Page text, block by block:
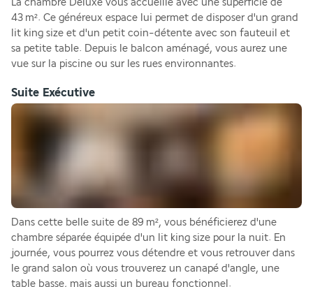
La chambre Deluxe vous accueille avec une superficie de
43 m². Ce généreux espace lui permet de disposer d'un grand
lit king size et d'un petit coin-détente avec son fauteuil et
sa petite table. Depuis le balcon aménagé, vous aurez une
vue sur la piscine ou sur les rues environnantes.
Suite Exécutive
Dans cette belle suite de 89 m², vous bénéficierez d'une
chambre séparée équipée d'un lit king size pour la nuit. En
journée, vous pourrez vous détendre et vous retrouver dans
le grand salon où vous trouverez un canapé d'angle, une
table basse, mais aussi un bureau fonctionnel.